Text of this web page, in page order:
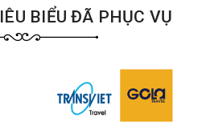
BIỂU ĐÃ PHỤC VỤ